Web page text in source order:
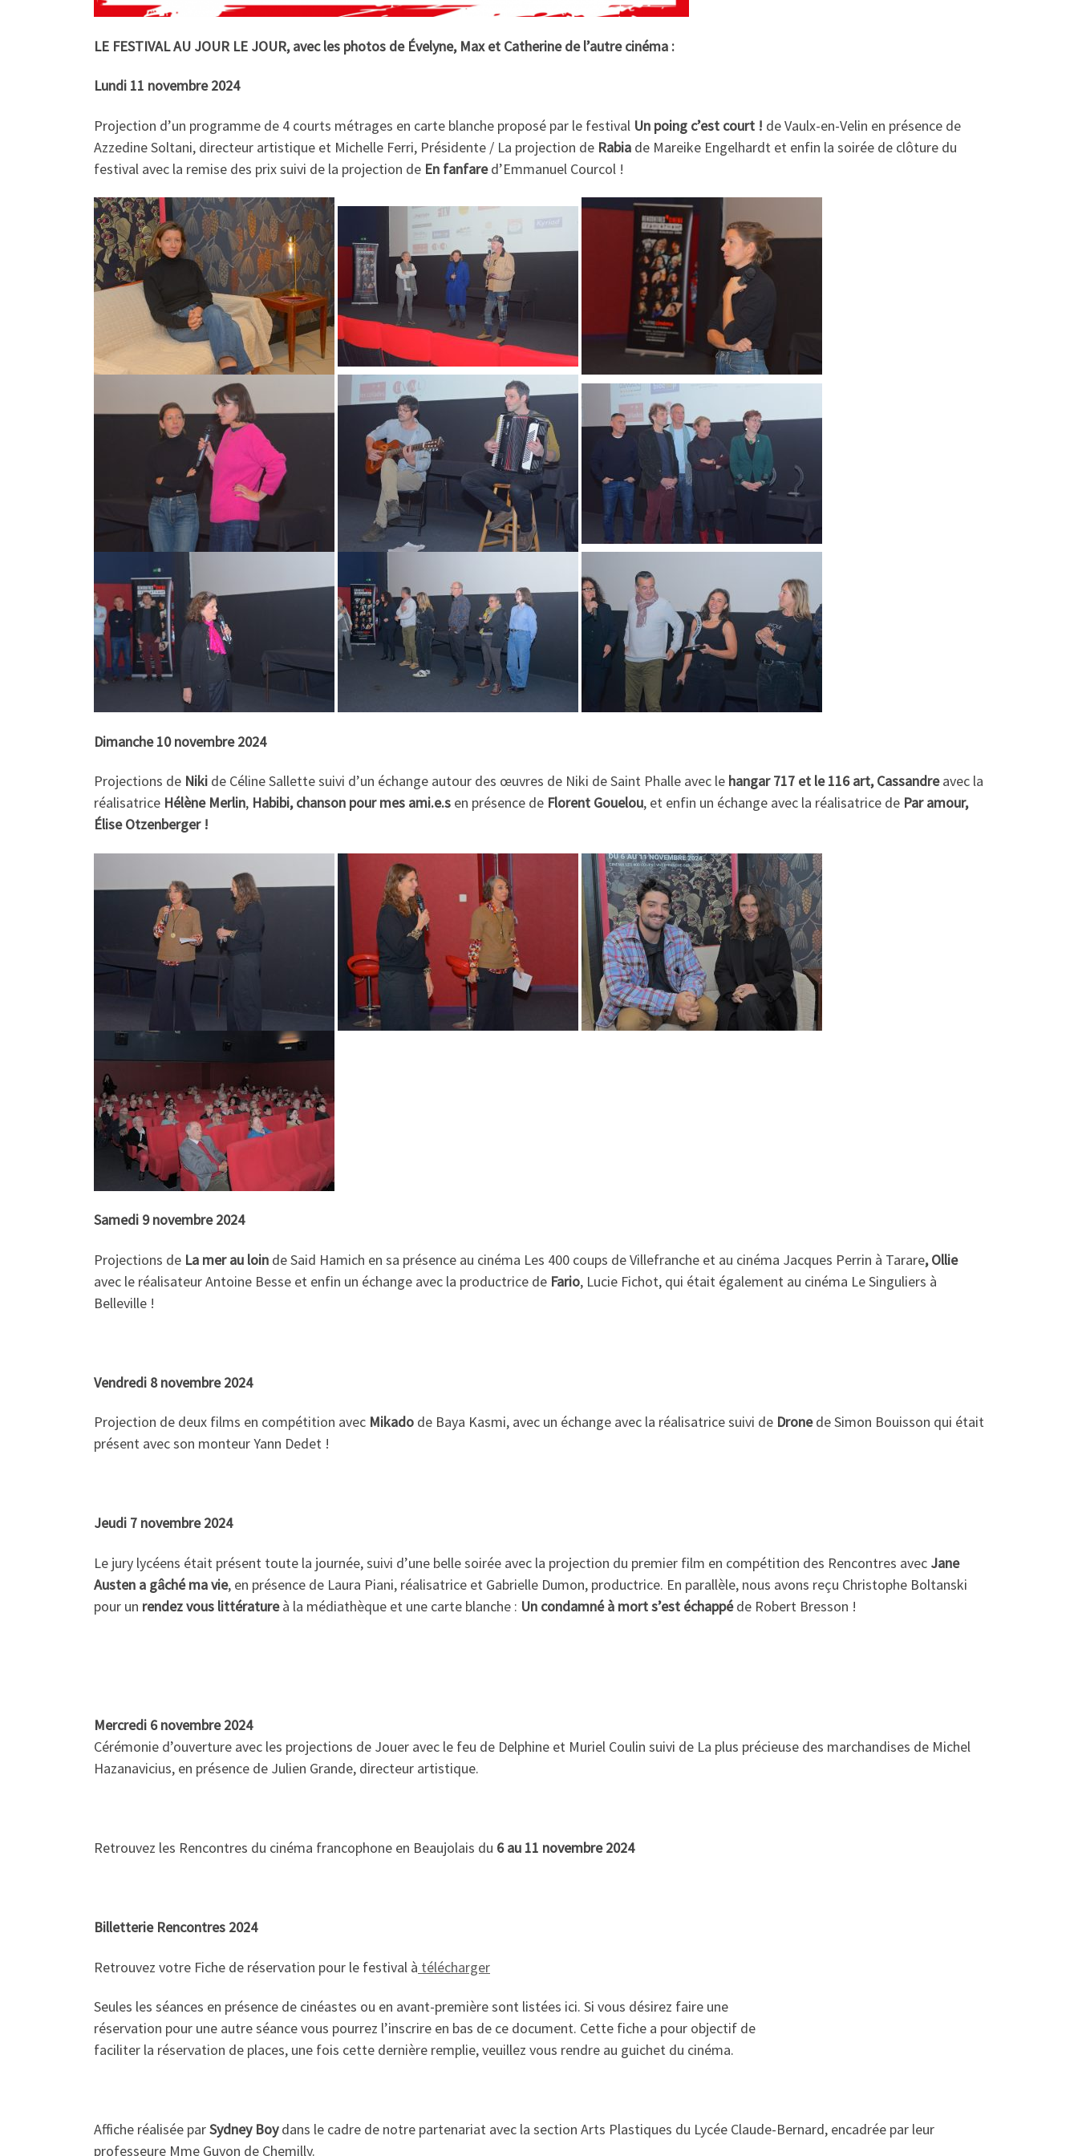
LE FESTIVAL AU JOUR LE JOUR, avec les photos de Évelyne, Max et Catherine de l’autre cinéma :
Lundi 11 novembre 2024
Projection d’un programme de 4 courts métrages en carte blanche proposé par le festival Un poing c’est court ! de Vaulx-en-Velin en présence de
Azzedine Soltani, directeur artistique et Michelle Ferri, Présidente / La projection de Rabia de Mareike Engelhardt et enfin la soirée de clôture du
festival avec la remise des prix suivi de la projection de En fanfared’Emmanuel Courcol !
Dimanche 10 novembre 2024
Projections de Niki de Céline Sallette suivi d’un échange autour des œuvres de Niki de Saint Phalle avec le hangar 717 et le 116 art, Cassandreavec la
réalisatrice Hélène Merlin, Habibi, chanson pour mes ami.e.s en présence de Florent Gouelou, et enfin un échange avec la réalisatrice de Par amour,
Élise Otzenberger !
Samedi 9 novembre 2024
Projections de La mer au loin de Said Hamich en sa présence au cinéma Les 400 coups de Villefranche et au cinéma Jacques Perrin à Tarare, Ollie
avec le réalisateur Antoine Besse et enfin un échange avec la productrice de Fario, Lucie Fichot, qui était également au cinéma Le Singuliers à
Belleville !
Vendredi 8 novembre 2024
Projection de deux films en compétition avec Mikado de Baya Kasmi, avec un échange avec la réalisatrice suivi de Dronede Simon Bouisson qui était
présent avec son monteur Yann Dedet !
Jeudi 7 novembre 2024
Le jury lycéens était présent toute la journée, suivi d’une belle soirée avec la projection du premier film en compétition des Rencontres avec Jane
Austen a gâché ma vie, en présence de Laura Piani, réalisatrice et Gabrielle Dumon, productrice. En parallèle, nous avons reçu Christophe Boltanski
pour un rendez vous littératureà la médiathèque et une carte blanche : Un condamné à mort s’est échappéde Robert Bresson !
Mercredi 6 novembre 2024
Cérémonie d’ouverture avec les projections de Jouer avec le feu de Delphine et Muriel Coulin suivi de La plus précieuse des marchandises de Michel
Hazanavicius, en présence de Julien Grande, directeur artistique.
Retrouvez les Rencontres du cinéma francophone en Beaujolais du 6 au 11 novembre 2024
Billetterie Rencontres 2024
Retrouvez votre Fiche de réservation pour le festival à télécharger
Seules les séances en présence de cinéastes ou en avant-première sont listées ici. Si vous désirez faire une
réservation pour une autre séance vous pourrez l’inscrire en bas de ce document. Cette fiche a pour objectif de
faciliter la réservation de places, une fois cette dernière remplie, veuillez vous rendre au guichet du cinéma.
Affiche réalisée parSydney Boydans le cadre de notre partenariat avec la section Arts Plastiques du Lycée Claude-Bernard, encadrée par leur
professeure Mme Guyon de Chemilly.